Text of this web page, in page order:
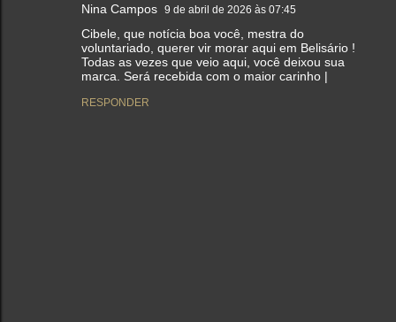
Nina Campos 9 de abril de 2026 às 07:45
Cibele, que notícia boa você, mestra do
voluntariado, querer vir morar aqui em Belisário !
Todas as vezes que veio aqui, você deixou sua
marca. Será recebida com o maior carinho |
RESPONDER